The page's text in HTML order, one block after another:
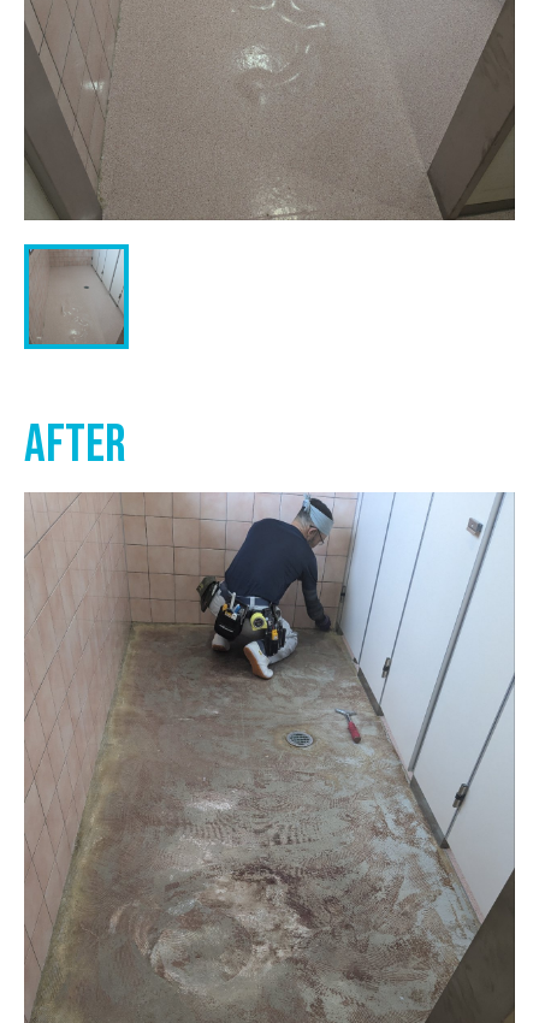
リフォーム
戸建て管理
施工事例
会社情報
お問い合わせ
after